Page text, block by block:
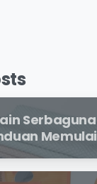
Serbaguna
Memulai
Menjanjikan
Pemula